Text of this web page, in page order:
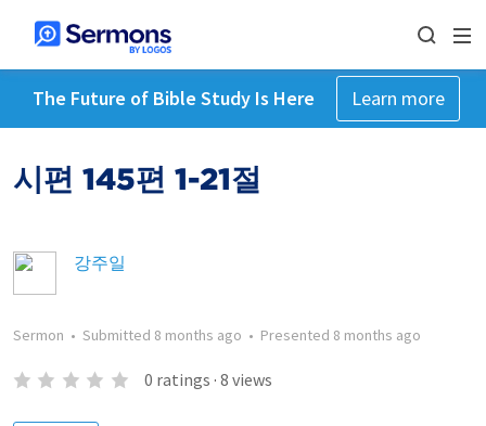
The Future of Bible Study Is Here Learn more
시편 145편 1-21절
강주일
Sermon • Submitted 8 months ago • Presented 8 months ago
0 ratings · 8 views